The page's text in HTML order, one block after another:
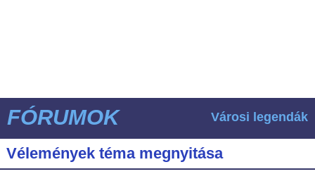
FÓRUMOK Városi legendák
Vélemények téma megnyitása